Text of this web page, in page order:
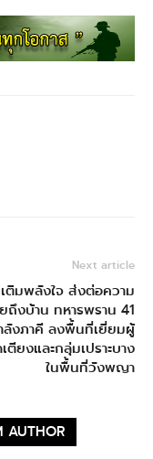
Next article
ติมพลังใจ ส่งต่อความ
ถึงบ้าน ทหารพราน 41
ลังภาคี ลงพื้นที่เยี่ยมผู้
ตียงและกลุ่มเปราะบาง
ในพื้นที่วังพญา
AUTHOR